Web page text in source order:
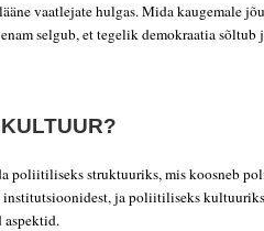
vaatlejate hulgas. Mida kaugemale
selgub, et tegelik demokraatia
poliitiliseks struktuuriks, mis koosneb
ja poliitiliseks